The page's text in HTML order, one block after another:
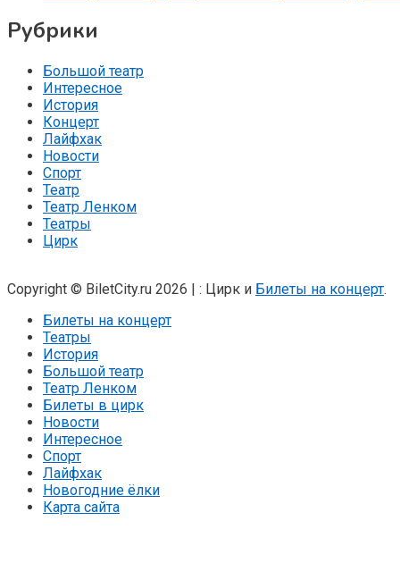
Рубрики
Большой театр
Интересное
История
Концерт
Лайфхак
Новости
Спорт
Театр
Театр Ленком
Театры
Цирк
Copyright © BiletCity.ru 2026 : Цирк и Билеты на концерт.
Билеты на концерт
Театры
История
Большой театр
Театр Ленком
Билеты в цирк
Новости
Интересное
Спорт
Лайфхак
Новогодние ёлки
Карта сайта